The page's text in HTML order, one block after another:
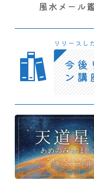
風水メール
リリースし
今後
ン講